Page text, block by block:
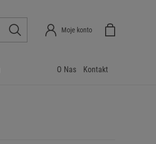
Moje konto
Kontakt
O Nas